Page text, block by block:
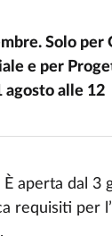
Solo
e per
agosto alle 12
È aperta dal
requisiti per